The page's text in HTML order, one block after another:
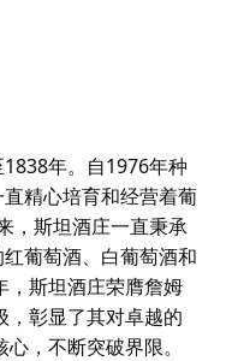
年。自1976年种
精心培育和经营着葡
，斯坦酒庄一直秉承
葡萄酒、白葡萄酒和
，斯坦酒庄荣膺詹姆
，彰显了其对卓越的
，不断突破界限。